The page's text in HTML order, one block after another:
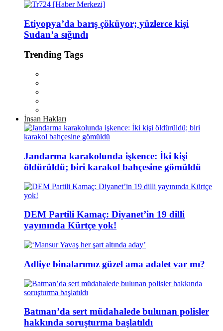
Etiyopya’da barış çöküyor; yüzlerce kişi
Sudan’a sığındı
Trending Tags
İnsan Hakları
Jandarma karakolunda işkence: İki kişi
öldürüldü; biri karakol bahçesine gömüldü
DEM Partili Kamaç: Diyanet’in 19 dilli
yayınında Kürtçe yok!
Adliye binalarımız güzel ama adalet var mı?
Batman’da sert müdahalede bulunan polisler
hakkında soruşturma başlatıldı